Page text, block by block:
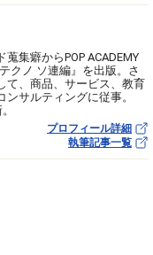
集癖からPOP ACADEMY
クノ ソ連編』を出版。さ
て、商品、サービス、教育
サルティングに従事。
プロフィール詳細
執筆記事一覧